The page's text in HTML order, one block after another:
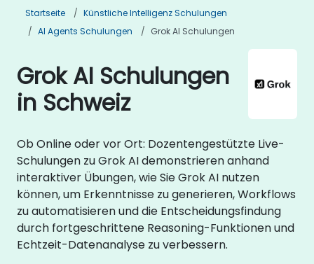
Startseite
Künstliche Intelligenz Schulungen
AI Agents Schulungen
Grok AI Schulungen
Grok AI Schulungen
in Schweiz
Ob Online oder vor Ort: Dozentengestützte Live-
Schulungen zu Grok AI demonstrieren anhand
interaktiver Übungen, wie Sie Grok AI nutzen
können, um Erkenntnisse zu generieren, Workflows
zu automatisieren und die Entscheidungsfindung
durch fortgeschrittene Reasoning-Funktionen und
Echtzeit-Datenanalyse zu verbessern.